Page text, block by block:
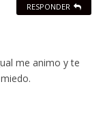
me animo y te
RESPONDER